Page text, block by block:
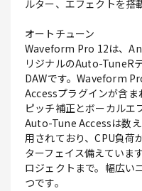
ルター、エフェクトを搭
オートチューン
Waveform Pro 12は、
リジナルのAuto-TuneR
DAWです。Waveform
Accessプラグインが含ま
ピッチ補正とボーカルエ
Auto-Tune Accessは数
用されており、CPU負荷
ターフェイス備えていま
ロジェクトまで。幅広い
つです。